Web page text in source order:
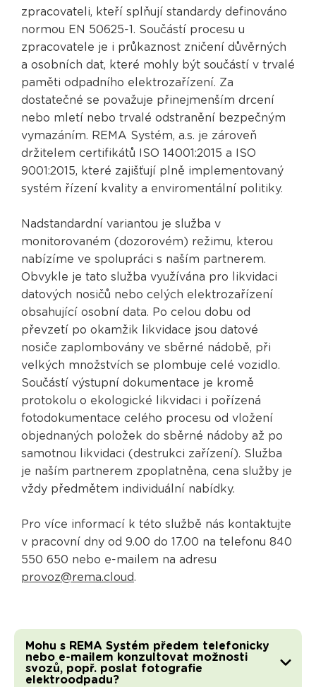
zpracovateli, kteří splňují standardy definováno
normou EN 50625-1. Součástí procesu u
zpracovatele je i průkaznost zničení důvěrných
a osobních dat, které mohly být součástí v trvalé
paměti odpadního elektrozařízení. Za
dostatečné se považuje přinejmenším drcení
nebo mletí nebo trvalé odstranění bezpečným
vymazáním. REMA Systém, a.s. je zároveň
držitelem certifikátů ISO 14001:2015 a ISO
9001:2015, které zajišťují plně implementovaný
systém řízení kvality a enviromentální politiky.
Nadstandardní variantou je služba v
monitorovaném (dozorovém) režimu, kterou
nabízíme ve spolupráci s naším partnerem.
Obvykle je tato služba využívána pro likvidaci
datových nosičů nebo celých elektrozařízení
obsahující osobní data. Po celou dobu od
převzetí po okamžik likvidace jsou datové
nosiče zaplombovány ve sběrné nádobě, při
velkých množstvích se plombuje celé vozidlo.
Součástí výstupní dokumentace je kromě
protokolu o ekologické likvidaci i pořízená
fotodokumentace celého procesu od vložení
objednaných položek do sběrné nádoby až po
samotnou likvidaci (destrukci zařízení). Služba
je naším partnerem zpoplatněna, cena služby je
vždy předmětem individuální nabídky.
Pro více informací k této službě nás kontaktujte
v pracovní dny od 9.00 do 17.00 na telefonu 840
550 650 nebo e-mailem na adresu
provoz@rema.cloud.
Mohu s REMA Systém předem telefonicky
nebo e-mailem konzultovat možnosti
svozů, popř. poslat fotografie
elektroodpadu?